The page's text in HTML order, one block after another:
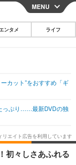
CLOSE
その他
韓国・芸能
スポーツ
グルメ
ショッピング
MENU
エンタメ ライフ
カット”をおすすめ「ギ
っぷり……最新DVDの独
初々しさあふれる